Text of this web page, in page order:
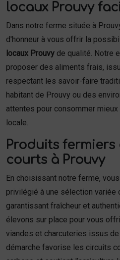
locaux Prouvy
Dans notre ferme située à
d'honneur à vous offrir la
locaux Prouvy de qualité. Notre
proposer des aliments frais,
respectant les savoir-faire
habitant de Prouvy ou des
attentes pour consommer
locale.
Produits
courts à Prouvy
En choisissant notre ferme,
privilégié à une sélection variée
garantissant fraîcheur et
élevons sur place pour vous
viandes et charcuteries issus
démarche favorise les circuits